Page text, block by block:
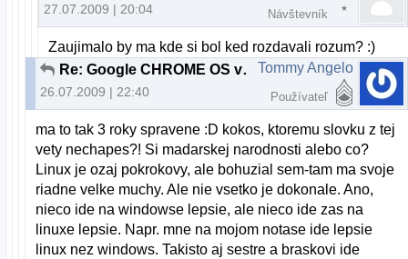
27.07.2009 | 20:04 Návštevník
Zaujimalo by ma kde si bol ked rozdavali rozum? :)
Re: Google CHROME OS v2.00 beta
26.07.2009 | 22:40
Tommy Angelo
Používateľ
ma to tak 3 roky spravene :D kokos, ktoremu slovku z tej
vety nechapes?! Si madarskej narodnosti alebo co?
Linux je ozaj pokrokovy, ale bohuzial sem-tam ma svoje
riadne velke muchy. Ale nie vsetko je dokonale. Ano,
nieco ide na windowse lepsie, ale nieco ide zas na
linuxe lepsie. Napr. mne na mojom notase ide lepsie
linux nez windows. Takisto aj sestre a braskovi ide